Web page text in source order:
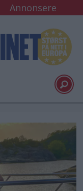
Annonsere